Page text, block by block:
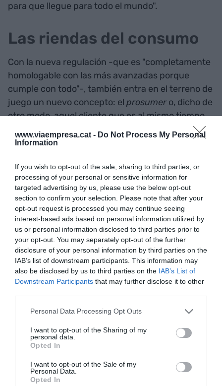
www.viaempresa.cat - Do Not Process My Personal
Information
If you wish to opt-out of the sale, sharing to third parties, or
processing of your personal or sensitive information for
targeted advertising by us, please use the below opt-out
section to confirm your selection. Please note that after your
opt-out request is processed you may continue seeing
interest-based ads based on personal information utilized by
us or personal information disclosed to third parties prior to
your opt-out. You may separately opt-out of the further
disclosure of your personal information by third parties on the
IAB’s list of downstream participants. This information may
also be disclosed by us to third parties on the IAB’s List of
Downstream Participants that may further disclose it to other
Personal Data Processing Opt Outs
I want to opt-out of the Sharing of my
personal data.
Opted In
I want to opt-out of the Sale of my
Personal Data.
Opted In
para que llegue para todo el mundo".
Las riendas del consumo
Con la nueva regulación -que es "completamente
homologable con las más avanzadas porque
cumple con todo"-, también entra en el terreno de
juego un nuevo concepto: el prosumer o, dicho de
otro modo, aquel cliente que es al mismo tiempo
productor y consumidor. Justamente este
cambio en la normativa da más margen al cliente,
UOC, "con más elementos para participar y
controlar la governança y aquí es cuando se
despliegan instrumentalmente los elementos de
la industria solidaria". Y no sólo esto. También
aporta "más elementos de transparencia y de
apertura democrática de la organización", entre
otros cosas.
Alba: "La nueva regulación
es muy importante porque
pone el autoconsumo al
alcance de todo el mundo"
En este sentido, Espelt sostiene que "cuando
hablamos de autoconsumo, parece que hablamos